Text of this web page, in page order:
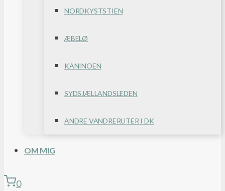
NORDKYSTSTIEN
ÆBELØ
KANINOEN
SYDSJÆLLANDSLEDEN
ANDRE VANDRERUTER I DK
OM MIG
0